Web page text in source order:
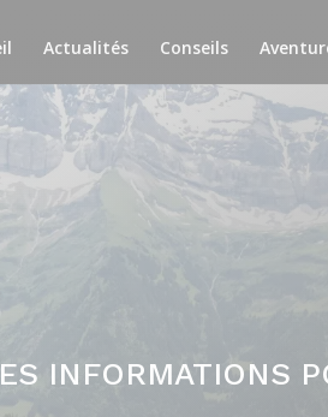
Actualités Conseils
INFORMATIONS